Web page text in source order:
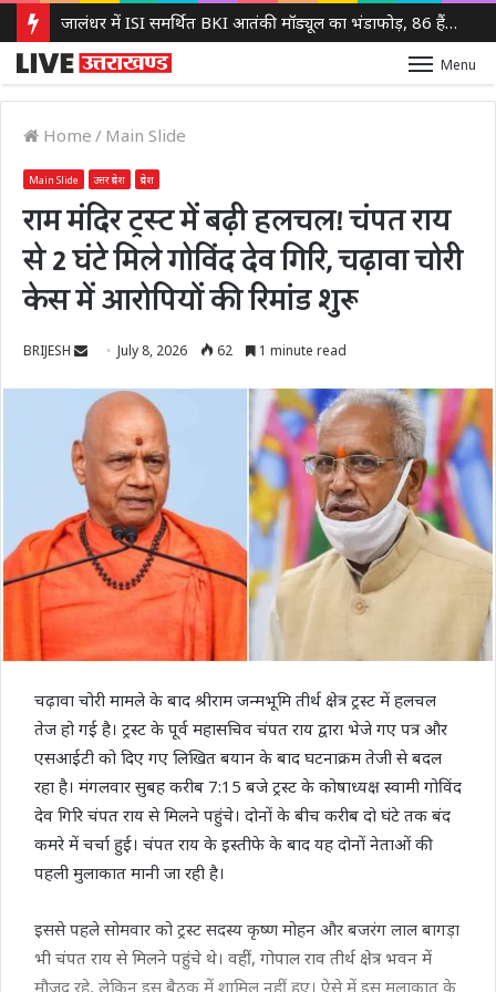
जालंधर में ISI समर्थित BKI आतंकी मॉड्यूल का भंडाफोड़, 86 हैंड ग्रेनेड बरामद, एक आरोपी गिरफ्तार
Menu
Home / Main Slide
Main Slide उत्तर प्रदेश प्रदेश
राम मंदिर ट्रस्ट में बढ़ी हलचल! चंपत राय
से 2 घंटे मिले गोविंद देव गिरि, चढ़ावा चोरी
केस में आरोपियों की रिमांड शुरू
BRIJESH
Send
email
July 8, 2026 62 1 minute read
चढ़ावा चोरी मामले के बाद श्रीराम जन्मभूमि तीर्थ क्षेत्र ट्रस्ट में हलचल
तेज हो गई है। ट्रस्ट के पूर्व महासचिव चंपत राय द्वारा भेजे गए पत्र और
एसआईटी को दिए गए लिखित बयान के बाद घटनाक्रम तेजी से बदल
रहा है। मंगलवार सुबह करीब 7:15 बजे ट्रस्ट के कोषाध्यक्ष स्वामी गोविंद
देव गिरि चंपत राय से मिलने पहुंचे। दोनों के बीच करीब दो घंटे तक बंद
कमरे में चर्चा हुई। चंपत राय के इस्तीफे के बाद यह दोनों नेताओं की
पहली मुलाकात मानी जा रही है।
इससे पहले सोमवार को ट्रस्ट सदस्य कृष्ण मोहन और बजरंग लाल बागड़ा
भी चंपत राय से मिलने पहुंचे थे। वहीं, गोपाल राव तीर्थ क्षेत्र भवन में
मौजूद रहे, लेकिन इस बैठक में शामिल नहीं हुए। ऐसे में इस मुलाकात के